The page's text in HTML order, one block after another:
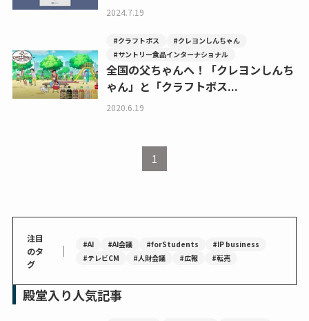
2024.7.19
#クラフトボス
#クレヨンしんちゃん
#サントリー食品インターナショナル
全国の父ちゃんへ！「クレヨンしんち
ゃん」と「クラフトボス...
2020.6.19
1
注目
のタ
グ
｜ #AI #AI会議 #forStudents
#IP business
#テレビCM
#人財会議 #広報 #転売
殿堂入り人気記事